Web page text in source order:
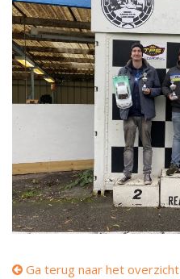
Ga terug naar het overzicht